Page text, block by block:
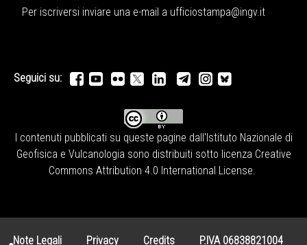
Per iscriversi inviare una e-mail a ufficiostampa@ingv.it
Seguici su:
I contenuti pubblicati su queste pagine dall' Istituto Nazionale di
Geofisica e Vulcanologia sono distribuiti sotto licenza Creative
Commons Attribution 4.0 International License.
Note Legali Privacy Credits P.IVA 06838821004